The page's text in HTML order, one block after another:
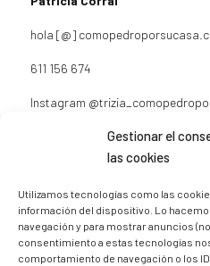
Gestionar el
las cookies
Utilizamos tecnologías como las
información del dispositivo. Lo
navegación y para mostrar anuncios
consentimiento a estas tecnologías
comportamiento de navegación o los
hola [@]
611 156 674
Instagram
Sígueme en